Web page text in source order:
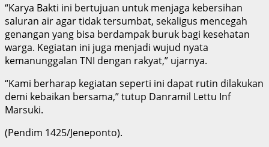
“Karya Bakti ini bertujuan untuk menjaga kebersihan
saluran air agar tidak tersumbat, sekaligus mencegah
genangan yang bisa berdampak buruk bagi kesehatan
warga. Kegiatan ini juga menjadi wujud nyata
kemanunggalan TNI dengan rakyat,” ujarnya.
“Kami berharap kegiatan seperti ini dapat rutin dilakukan
demi kebaikan bersama,” tutup Danramil Lettu Inf
Marsuki.
(Pendim 1425/Jeneponto).